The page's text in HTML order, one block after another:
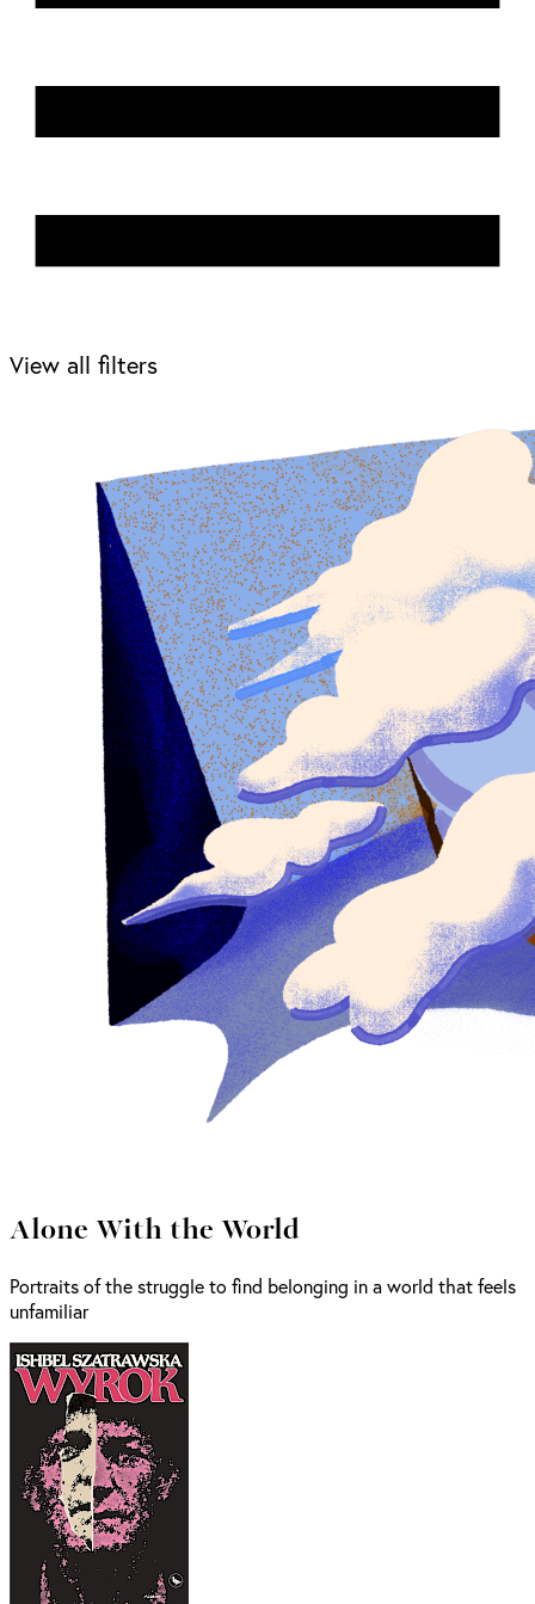
View all filters
Alone With the World
Portraits of the struggle to find belonging in a world that feels
unfamiliar